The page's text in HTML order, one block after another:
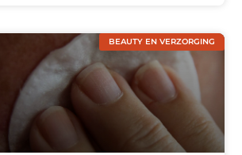
BEAUTY EN VERZORGING